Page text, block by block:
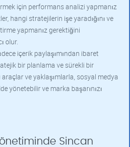
için performans analizi yapmanız
hangi stratejilerin işe yaradığını ve
yapmanız gerektiğini
olur.
içerik paylaşımından ibaret
bir planlama ve sürekli bir
ve yaklaşımlarla, sosyal medya
yönetebilir ve marka başarınızı
Sincan